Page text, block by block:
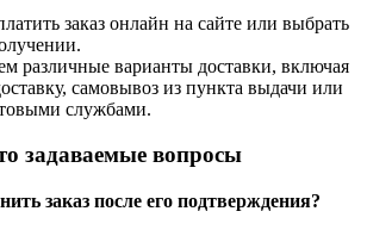
заказ онлайн на сайте или выбрать
различные варианты доставки, включая
самовывоз из пункта выдачи или
службами.
задаваемые вопросы
заказ после его подтверждения?